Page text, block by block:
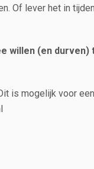
Of lever het in
willen (en durven)
is mogelijk voor